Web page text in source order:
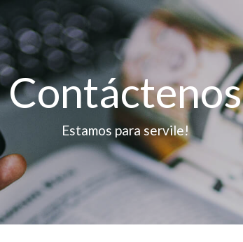
Contáctenos
Estamos para servile!